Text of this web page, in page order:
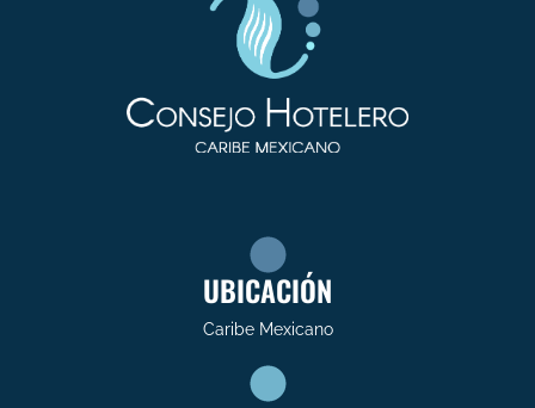
UBICACIÓN
Caribe Mexicano